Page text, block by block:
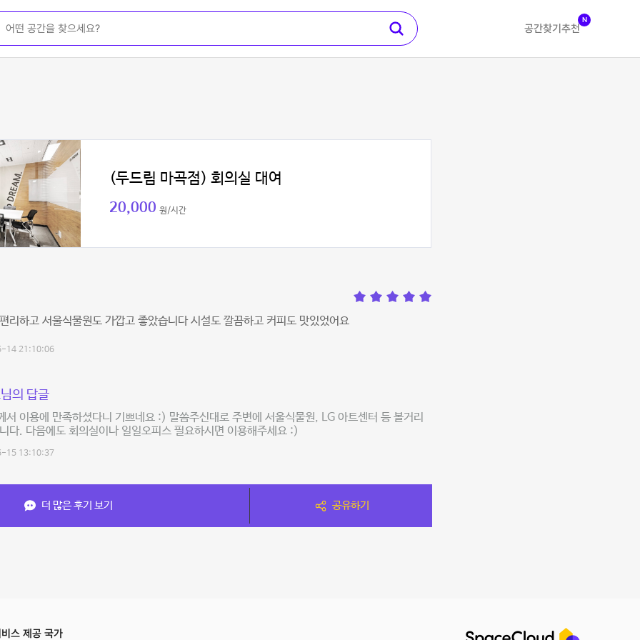
공간찾기 추천
N
(두드림 마곡점) 회의실 대여
20,000 원/시간
리하고 서울식물원도 가깝고 좋았습니다 시설도 깔끔하고 커피도 맛있었어요
14 21:10:06
의 답글
서 이용에 만족하셨다니 기쁘네요 :) 말씀주신대로 주변에 서울식물원, LG 아트센터 등 볼거리
다. 다음에도 회의실이나 일일오피스 필요하시면 이용해주세요 :)
15 13:10:37
더 많은 후기 보기 공유하기
스 제공 국가